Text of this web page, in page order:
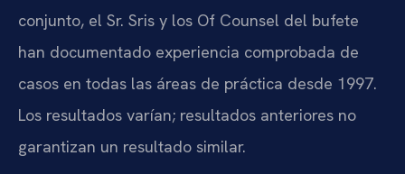
conjunto, el Sr. Sris y los Of Counsel del bufete
han documentado experiencia comprobada de
casos en todas las áreas de práctica desde 1997.
Los resultados varían; resultados anteriores no
garantizan un resultado similar.